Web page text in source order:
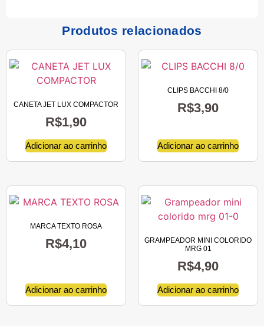
Produtos relacionados
CANETA JET LUX COMPACTOR
R$1,90
Adicionar ao carrinho
CLIPS BACCHI 8/0
R$3,90
Adicionar ao carrinho
MARCA TEXTO ROSA
R$4,10
Adicionar ao carrinho
GRAMPEADOR MINI COLORIDO
MRG 01
R$4,90
Adicionar ao carrinho